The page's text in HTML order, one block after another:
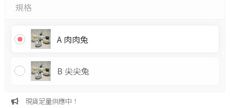
規格
A 肉肉兔
B 尖尖兔
現貨足量供應中！